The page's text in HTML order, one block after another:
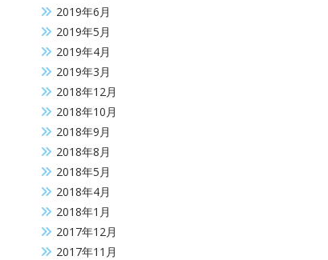
2019年6月
2019年5月
2019年4月
2019年3月
2018年12月
2018年10月
2018年9月
2018年8月
2018年5月
2018年4月
2018年1月
2017年12月
2017年11月